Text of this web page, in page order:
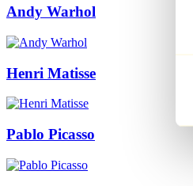
Andy Warhol
Henri Matisse
Pablo Picasso